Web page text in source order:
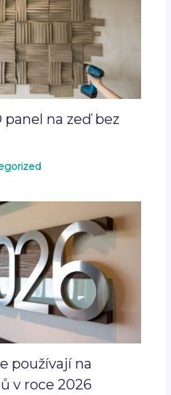
na zeď bez
používají na
v roce 2026